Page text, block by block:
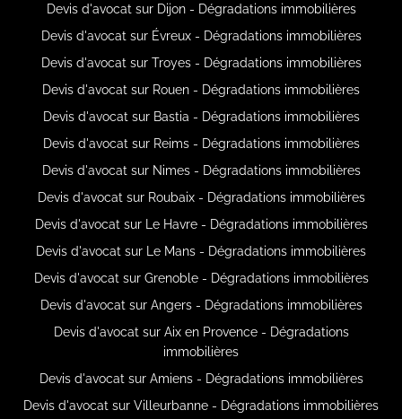
Devis d'avocat sur Dijon - Dégradations immobilières
Devis d'avocat sur Évreux - Dégradations immobilières
Devis d'avocat sur Troyes - Dégradations immobilières
Devis d'avocat sur Rouen - Dégradations immobilières
Devis d'avocat sur Bastia - Dégradations immobilières
Devis d'avocat sur Reims - Dégradations immobilières
Devis d'avocat sur Nimes - Dégradations immobilières
Devis d'avocat sur Roubaix - Dégradations immobilières
Devis d'avocat sur Le Havre - Dégradations immobilières
Devis d'avocat sur Le Mans - Dégradations immobilières
Devis d'avocat sur Grenoble - Dégradations immobilières
Devis d'avocat sur Angers - Dégradations immobilières
Devis d'avocat sur Aix en Provence - Dégradations
immobilières
Devis d'avocat sur Amiens - Dégradations immobilières
Devis d'avocat sur Villeurbanne - Dégradations immobilières